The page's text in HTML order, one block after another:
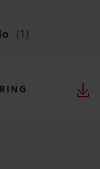
(1)